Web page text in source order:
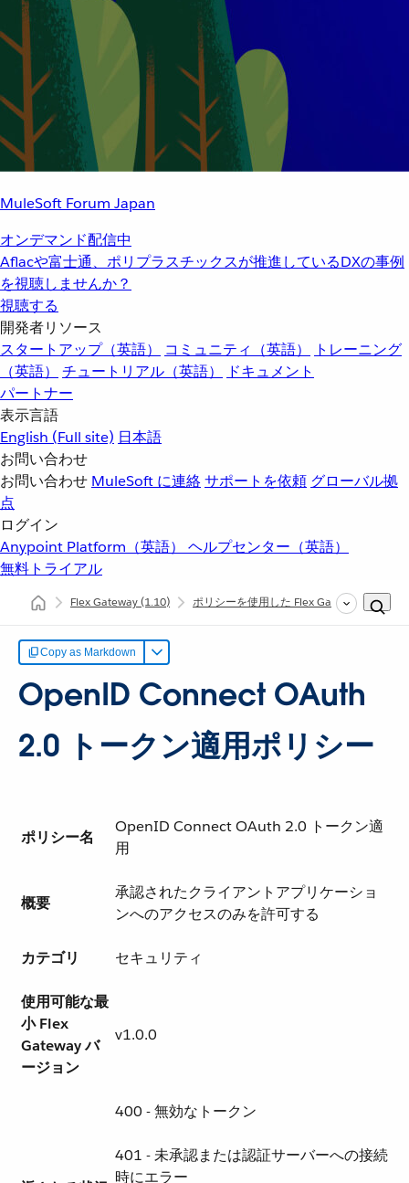
MuleSoft Forum Japan
オンデマンド配信中
Aflacや富士通、ポリプラスチックスが推進しているDXの事例
を視聴しませんか？
視聴する
開発者リソース
スタートアップ（英語）
コミュニティ（英語）
トレーニング
（英語）
チュートリアル（英語）
ドキュメント
パートナー
表示言語
English (Full site) 日本語
お問い合わせ
お問い合わせ MuleSoft に連絡サポートを依頼 グローバル拠
点
ログイン
Anypoint Platform（英語） ヘルプセンター（英語）
無料トライアル
Flex Gateway(1.10) ポリシーを使用した Flex Gateway API の保
Copy as Markdown
OpenID Connect OAuth
2.0 トークン適用ポリシー
ポリシー名
OpenID Connect OAuth 2.0 トークン適
用
概要
承認されたクライアントアプリケーショ
ンへのアクセスのみを許可する
カテゴリ セキュリティ
使用可能な最
小 Flex
Gateway バ
ージョン
v1.0.0
400 - 無効なトークン
401 - 未承認または認証サーバーへの接続
時にエラー